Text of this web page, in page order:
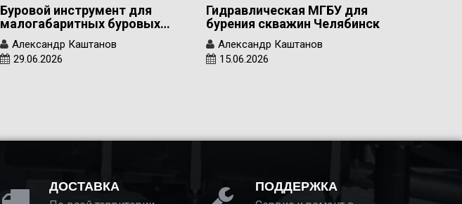
Буровой инструмент для
малогабаритных буровых…
Александр Каштанов
29.06.2026
Гидравлическая МГБУ для
бурения скважин Челябинск
Александр Каштанов
15.06.2026
ДОСТАВКА ПОДДЕРЖКА